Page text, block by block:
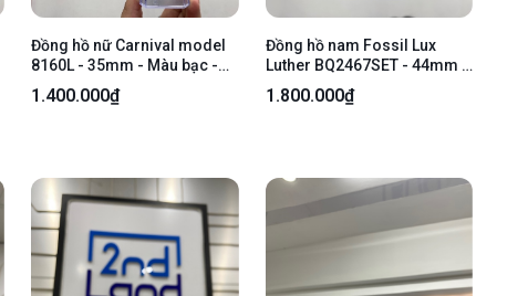
Đồng hồ nữ Carnival model
8160L - 35mm - Màu bạc -
Ngoại hình 98% - Kèm box
1.400.000₫
Đồng hồ nam Fossil Lux
Luther BQ2467SET - 44mm -
Màu bạc - Ngoại hình 99% -
Kèm Box
1.800.000₫